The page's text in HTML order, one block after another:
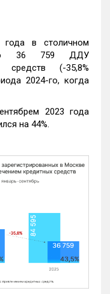
в столичном
36 759 ДДУ
средств (-35,8%
2024-го, когда
2023 года
на 44%.